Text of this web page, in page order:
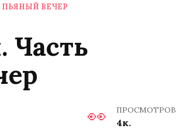
ПЬЯНЫЙ ВЕЧЕР
Часть
ПРОСМОТРОВ
4к.